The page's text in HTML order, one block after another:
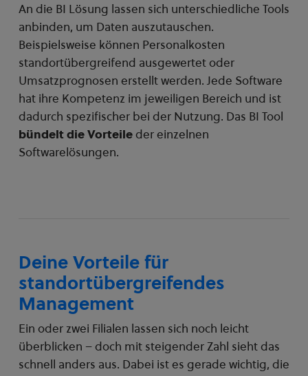
An die BI Lösung lassen sich unterschiedliche Tools
anbinden, um Daten auszutauschen.
Beispielsweise können Personalkosten
standortübergreifend ausgewertet oder
Umsatzprognosen erstellt werden. Jede Software
hat ihre Kompetenz im jeweiligen Bereich und ist
dadurch spezifischer bei der Nutzung. Das BI Tool
bündelt die Vorteileder einzelnen
Softwarelösungen.
Deine Vorteile für
standortübergreifendes
Management
Ein oder zwei Filialen lassen sich noch leicht
überblicken – doch mit steigender Zahl sieht das
schnell anders aus. Dabei ist es gerade wichtig, die